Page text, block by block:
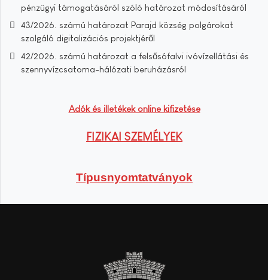
pénzügyi támogatásáról szóló határozat módosításáról
43/2026. számú határozat Parajd község polgárokat
szolgáló digitalizációs projektjéről
42/2026. számú határozat a felsősófalvi ivóvízellátási és
szennyvízcsatorna-hálózati beruházásról
Adók és illetékek online kifizetése
FIZIKAI SZEMÉLYEK
Típusnyomtatványok